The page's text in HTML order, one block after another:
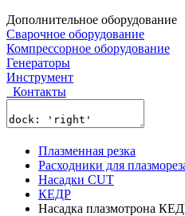
Дополнительное оборудование
Сварочное оборудование
Компрессорное оборудование
Генераторы
Инструмент
Контакты
Плазменная резка
Расходники для
Насадки CUT
КЕДР
Насадка плазмотрона